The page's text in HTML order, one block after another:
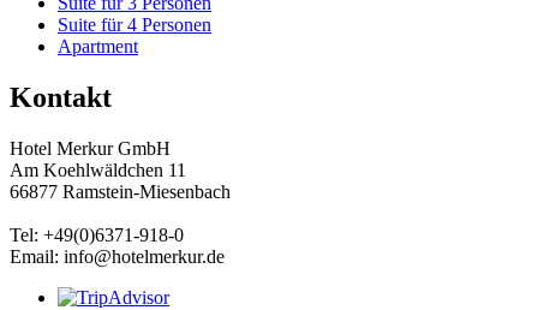
Suite für 4 Personen
Apartment
Kontakt
Hotel Merkur GmbH
Am Koehlwäldchen 11
66877 Ramstein-Miesenbach
Tel: +49(0)6371-918-0
Email: info@hotelmerkur.de